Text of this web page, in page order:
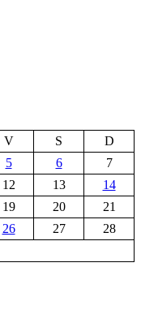
V S
D
5 6
7
12 13
14
19 20
21
26 27
28